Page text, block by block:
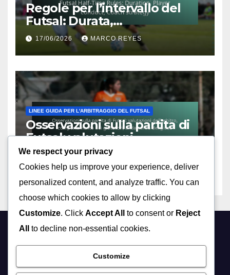
Regole per l’intervallo del
Futsal: Durata,
Comportamento dei
giocatori, Strategia
dell’allenatore
17/06/2026 MARCO REYES
LINEE GUIDA PER L'ARBITRAGGIO DEL FUTSAL
Osservazioni sulla partita di
Futsal: valutazioni
dell’arbitro, comportamento
dei giocatori, andamento del
gioco
08/04/2026 MARCO REYES
fluidtranscompomac.it
We respect your privacy
Cookies help us improve your experience, deliver
personalized content, and analyze traffic. You can
choose which cookies to allow by clicking
Customize. Click Accept All to consent or Reject
All
to decline non-essential cookies.
Customize